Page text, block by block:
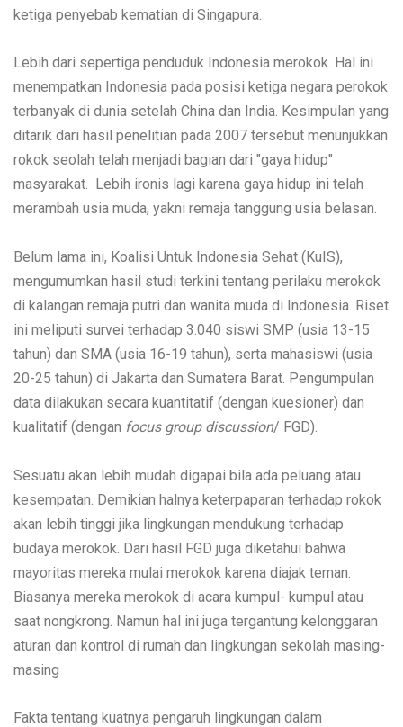
ketiga penyebab kematian di Singapura.
Lebih dari sepertiga penduduk Indonesia merokok. Hal ini
menempatkan Indonesia pada posisi ketiga negara perokok
terbanyak di dunia setelah China dan India. Kesimpulan yang
ditarik dari hasil penelitian pada 2007 tersebut menunjukkan
rokok seolah telah menjadi bagian dari "gaya hidup"
masyarakat. Lebih ironis lagi karena gaya hidup ini telah
merambah usia muda, yakni remaja tanggung usia belasan.
Belum lama ini, Koalisi Untuk Indonesia Sehat (KuIS),
mengumumkan hasil studi terkini tentang perilaku merokok
di kalangan remaja putri dan wanita muda di Indonesia. Riset
ini meliputi survei terhadap 3.040 siswi SMP (usia 13-15
tahun) dan SMA (usia 16-19 tahun), serta mahasiswi (usia
20-25 tahun) di Jakarta dan Sumatera Barat. Pengumpulan
data dilakukan secara kuantitatif (dengan kuesioner) dan
kualitatif (dengan focus group discussion/ FGD).
Sesuatu akan lebih mudah digapai bila ada peluang atau
kesempatan. Demikian halnya keterpaparan terhadap rokok
akan lebih tinggi jika lingkungan mendukung terhadap
budaya merokok. Dari hasil FGD juga diketahui bahwa
mayoritas mereka mulai merokok karena diajak teman.
Biasanya mereka merokok di acara kumpul- kumpul atau
saat nongkrong. Namun hal ini juga tergantung kelonggaran
aturan dan kontrol di rumah dan lingkungan sekolah masing-
masing
Fakta tentang kuatnya pengaruh lingkungan dalam